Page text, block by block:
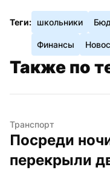
Теги: школьники
Финансы
Также по
Транспорт
Посреди
перекрыли